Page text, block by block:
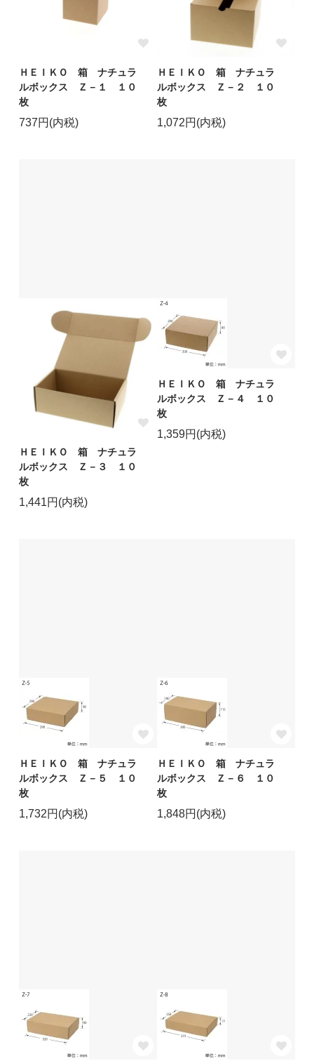
ＨＥＩＫＯ 箱 ナチュラ
ルボックス Ｚ－１ １０
枚
737円(内税)
ＨＥＩＫＯ 箱 ナチュラ
ルボックス Ｚ－２ １０
枚
1,072円(内税)
ＨＥＩＫＯ 箱 ナチュラ
ルボックス Ｚ－３ １０
枚
1,441円(内税)
ＨＥＩＫＯ 箱 ナチュラ
ルボックス Ｚ－４ １０
枚
1,359円(内税)
ＨＥＩＫＯ 箱 ナチュラ
ルボックス Ｚ－５ １０
枚
1,732円(内税)
ＨＥＩＫＯ 箱 ナチュラ
ルボックス Ｚ－６ １０
枚
1,848円(内税)